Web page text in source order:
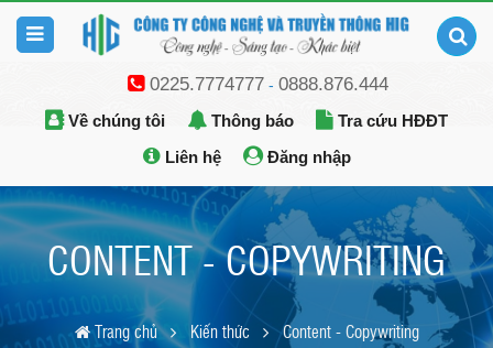
0225.7774777- 0888.876.444
Về chúng tôi Thông báo
Tra cứu HĐĐT
Liên hệ
Đăng nhập
CONTENT - COPYWRITING
Trang chủ Kiến thức Content - Copywriting